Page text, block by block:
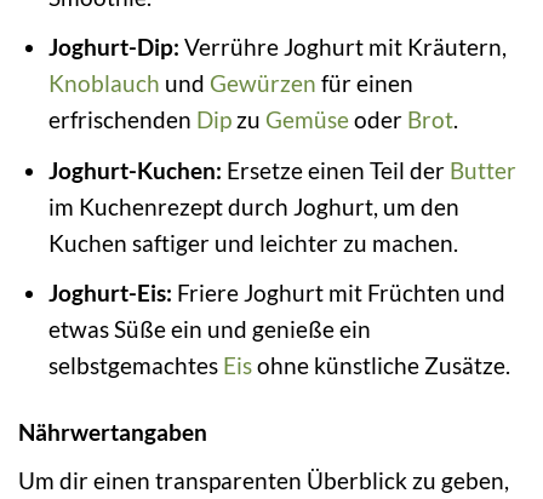
Joghurt-Dip: Verrühre Joghurt mit Kräutern,
Knoblauch und Gewürzen für einen
erfrischenden Dipzu Gemüseoder Brot.
Joghurt-Kuchen: Ersetze einen Teil der Butter
im Kuchenrezept durch Joghurt, um den
Kuchen saftiger und leichter zu machen.
Joghurt-Eis: Friere Joghurt mit Früchten und
etwas Süße ein und genieße ein
selbstgemachtes Eisohne künstliche Zusätze.
Nährwertangaben
Um dir einen transparenten Überblick zu geben,